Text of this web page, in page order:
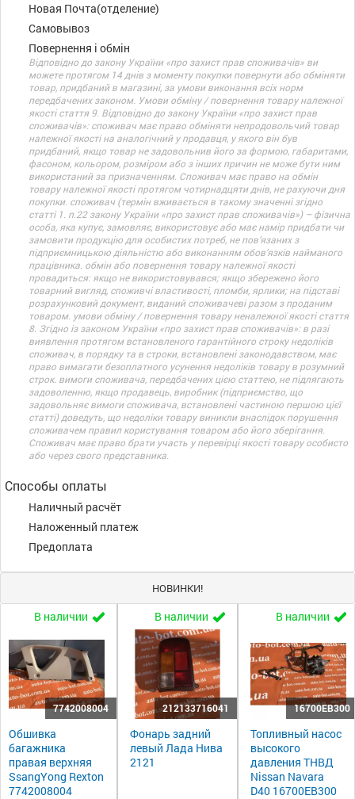
Новая Почта(отделение)
Самовывоз
Повернення і обмін
Відповідно до закону України «про захист прав споживачів» ви
можете протягом 14 днів з моменту покупки повернути або обміняти
товар, придбаний в магазині, за умови виконання всіх норм
передбачених законом. Умови обміну / повернення товару належної
якості стаття 9. Відповідно до закону України «про захист прав
споживачів»: споживач має право обміняти непродовольчий товар
належної якості на аналогічний у продавця, у якого він був
придбаний, якщо товар не задовольнив його за формою, габаритами,
фасоном, кольором, розміром або з інших причин не може бути ним
використаний за призначенням. Споживач має право на обмін
товару належної якості протягом чотирнадцяти днів, не рахуючи дня
покупки. споживач (термін вживається в такому значенні згідно
статті 1. п.22 закону України «про захист прав споживачів») – фізична
особа, яка купує, замовляє, використовує або має намір придбати чи
замовити продукцію для особистих потреб, не пов’язаних з
підприємницькою діяльністю або виконанням обов’язків найманого
працівника. обмін або повернення товару належної якості
провадиться: якщо не використовувався; якщо збережено його
товарний вигляд, споживчі властивості, пломби, ярлики; на підставі
розрахунковий документ, виданий споживачеві разом з проданим
товаром. умови обміну / повернення товару неналежної якості стаття
8. Згідно із законом України «про захист прав споживачів»: в разі
виявлення протягом встановленого гарантійного строку недоліків
споживач, в порядку та в строки, встановлені законодавством, має
право вимагати безоплатного усунення недоліків товару в розумний
строк. вимоги споживача, передбачених цією статтею, не підлягають
задоволенню, якщо продавець, виробник (підприємство, що
задовольняє вимоги споживача, встановлені частиною першою цієї
статті) доведуть, що недоліки товару виникли внаслідок порушення
споживачем правил користування товаром або його зберігання.
Споживач має право брати участь у перевірці якості товару особисто
або через свого представника.
Способы оплаты
Наличный расчёт
Наложенный платеж
Предоплата
НОВИНКИ!
В наличии
7742008004
Обшивка
багажника
правая верхняя
SsangYong Rexton
7742008004
В наличии
212133716041
Фонарь задний
левый Лада Нива
2121
В наличии
16700EB300
Топливный насос
высокого
давления ТНВД
Nissan Navara
D40 16700EB300